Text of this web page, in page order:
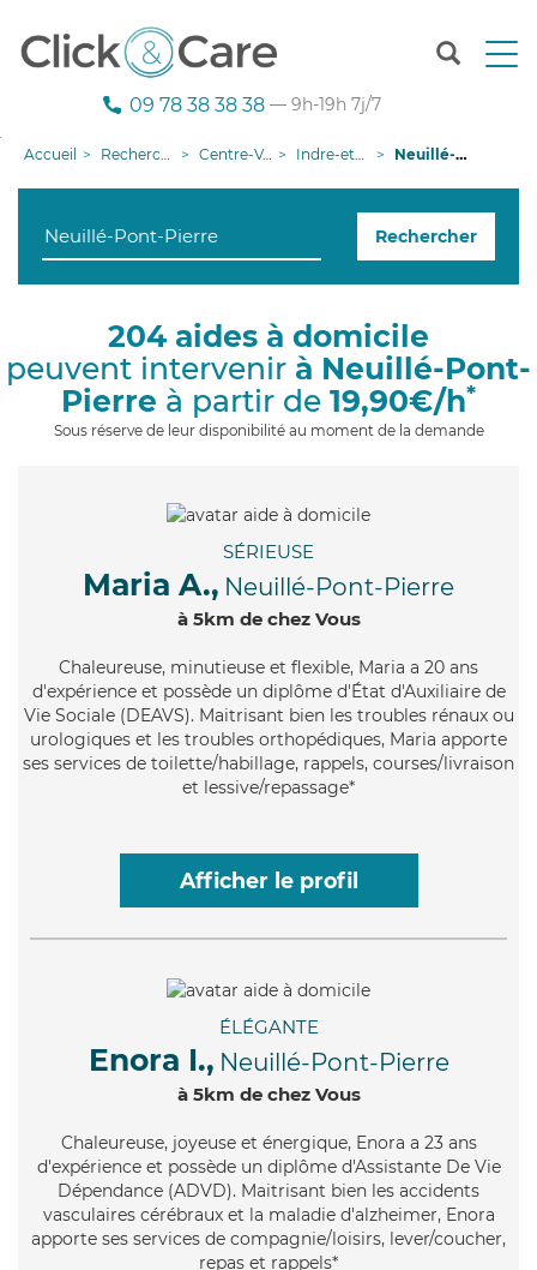
T
n
g
i
09 78 38 38 38 — 9h-19h 7j/7
Accueil Recherche aide à domicile Centre-Val de Loire Indre-et-Loire Neuillé-Pont-Pierre
Rechercher
204 aides à domicile
peuvent intervenir à Neuillé-Pont-
Pierre à partir de 19,90€/h*
Sous réserve de leur disponibilité au moment de la demande
SÉRIEUSE
Maria A., Neuillé-Pont-Pierre
à 5km de chez Vous
Chaleureuse, minutieuse et flexible, Maria a 20 ans
d'expérience et possède un diplôme d'État d'Auxiliaire de
Vie Sociale (DEAVS). Maitrisant bien les troubles rénaux ou
urologiques et les troubles orthopédiques, Maria apporte
ses services de toilette/habillage, rappels, courses/livraison
et lessive/repassage*
Afficher le profil
ÉLÉGANTE
Enora I., Neuillé-Pont-Pierre
à 5km de chez Vous
Chaleureuse, joyeuse et énergique, Enora a 23 ans
d'expérience et possède un diplôme d'Assistante De Vie
Dépendance (ADVD). Maitrisant bien les accidents
vasculaires cérébraux et la maladie d'alzheimer, Enora
apporte ses services de compagnie/loisirs, lever/coucher,
repas et rappels*